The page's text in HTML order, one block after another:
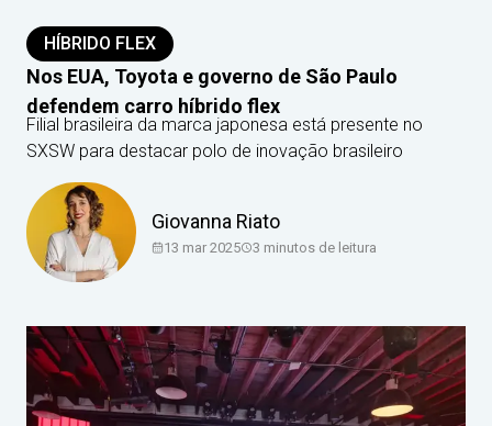
HÍBRIDO FLEX
Nos EUA, Toyota e governo de São Paulo
defendem carro híbrido flex
Filial brasileira da marca japonesa está presente no
SXSW para destacar polo de inovação brasileiro
Giovanna Riato
13 mar 2025 3 minutos de leitura